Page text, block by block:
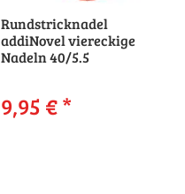
Rundstricknadel
addiNovel viereckige
Nadeln 40/5.5
9,95 €*